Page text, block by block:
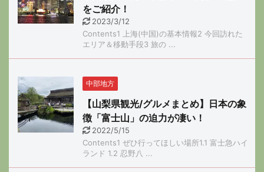
をご紹介！
2023/3/12
Contents1 上海(中国)の基本情報2 今回訪れた
エリア＆移動手段3 旅の ...
中部地方
【山梨県観光/グルメまとめ】日本の象
徴「富士山」の迫力が凄い！
2022/5/15
Contents1 ぜひ行ってほしい場所1.1 富士急ハイ
ランド 1.2 忍野八 ...